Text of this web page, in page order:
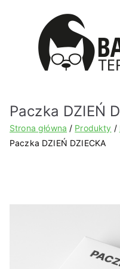
Paczka DZIEŃ
Strona główna Produkty
Paczka DZIEŃ DZIECKA